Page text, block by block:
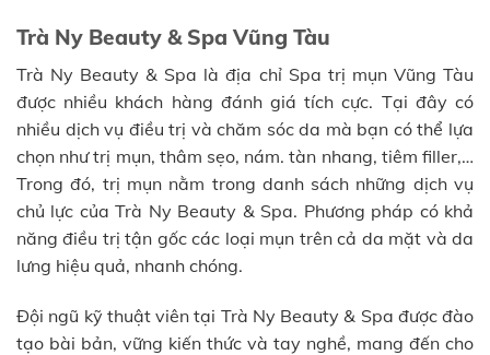
Trà Ny Beauty & Spa Vũng Tàu
Trà Ny Beauty & Spa là địa chỉ Spa trị mụn Vũng Tàu
được nhiều khách hàng đánh giá tích cực. Tại đây có
nhiều dịch vụ điều trị và chăm sóc da mà bạn có thể lựa
chọn như trị mụn, thâm sẹo, nám. tàn nhang, tiêm filler,…
Trong đó, trị mụn nằm trong danh sách những dịch vụ
chủ lực của Trà Ny Beauty & Spa. Phương pháp có khả
năng điều trị tận gốc các loại mụn trên cả da mặt và da
lưng hiệu quả, nhanh chóng.
Đội ngũ kỹ thuật viên tại Trà Ny Beauty & Spa được đào
tạo bài bản, vững kiến thức và tay nghề, mang đến cho